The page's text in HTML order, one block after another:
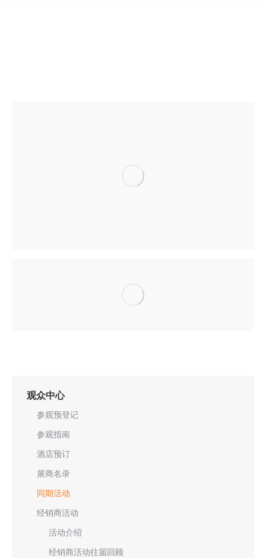
观众中心
参观预登记
参观指南
酒店预订
展商名录
同期活动
经销商活动
活动介绍
经销商活动往届回顾